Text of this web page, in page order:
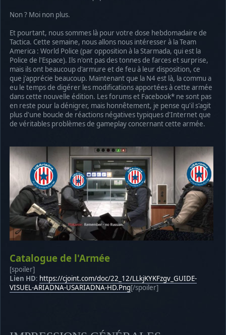
Non ? Moi non plus.
Et pourtant, nous sommes là pour votre dose hebdomadaire de
Tactica. Cette semaine, nous allons nous intéresser à la Team
America : World Police (par opposition à la Starmada, qui est la
Police de l'Espace). Ils n'ont pas des tonnes de farces et surprise,
mais ils ont beaucoup d'armure et de feu à leur disposition, ce
que j'apprécie beaucoup. Maintenant que la N4 est là, la commu a
eu le temps de digérer les modifications apportées à cette armée
dans cette nouvelle édition. Les forums et Facebook* ne sont pas
en reste pour la dénigrer, mais honnêtement, je pense qu'il s'agit
plus d'une boucle de réactions négatives typiques d'Internet que
de véritables problèmes de gameplay concernant cette armée.
Catalogue de l'Armée
[spoiler]
Lien HD: https://cjoint.com/doc/22_12/LLkjKYKFzgv_GUIDE-
VISUEL-ARIADNA-USARIADNA-HD.Png[/spoiler]